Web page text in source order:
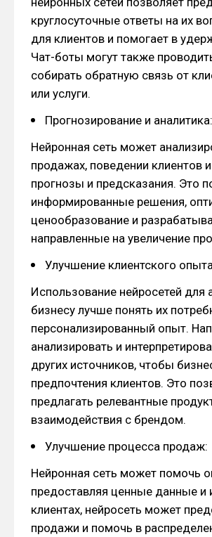
круглосуточные ответы на их
для клиентов и помогает в
Чат-боты могут также
собирать обратную связь от
или услуги.
Прогнозирование и аналитика:
Нейронная сеть может
продажах, поведении клиентов
прогнозы и предсказания. Это
информированные решения,
ценообразование и
направленные на увеличение
Улучшение клиентского
Использование нейросетей для
бизнесу лучше понять их
персонализированный опыт.
анализировать и
других источников, чтобы
предпочтения клиентов. Это
предлагать релевантные
взаимодействия с брендом.
Улучшение процесса продаж:
Нейронная сеть может помочь
предоставляя ценные данные и
клиентах, нейросеть может
продажи и помочь в